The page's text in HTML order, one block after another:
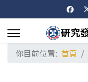
你目前位置: 首頁